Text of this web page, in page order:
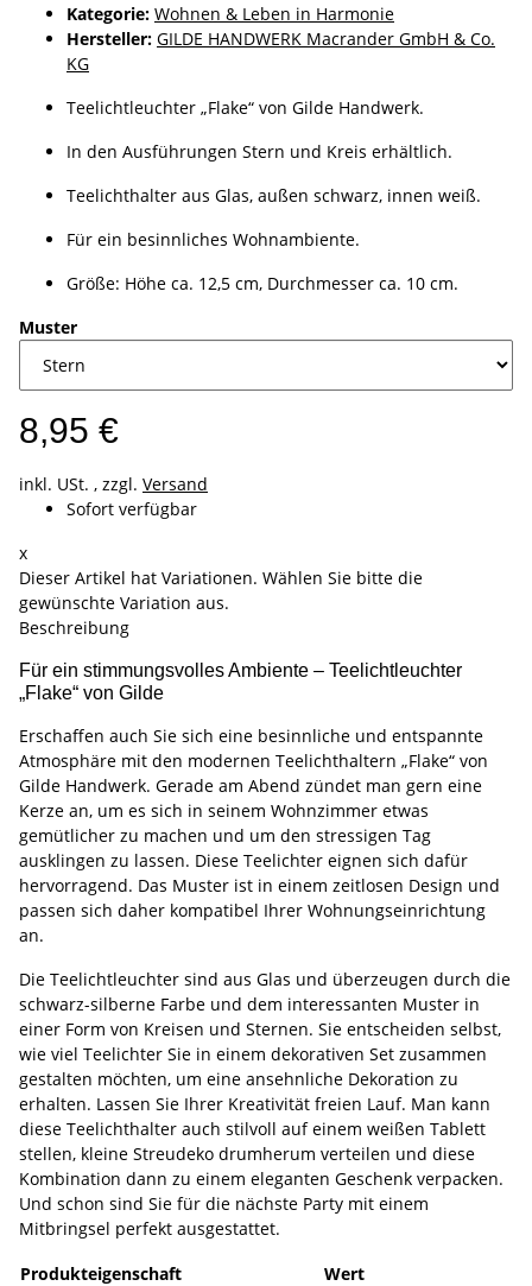
Kategorie: Wohnen & Leben in Harmonie
Hersteller: GILDE HANDWERK Macrander GmbH & Co.
KG
Teelichtleuchter „Flake“ von Gilde Handwerk.
In den Ausführungen Stern und Kreis erhältlich.
Teelichthalter aus Glas, außen schwarz, innen weiß.
Für ein besinnliches Wohnambiente.
Größe: Höhe ca. 12,5 cm, Durchmesser ca. 10 cm.
Muster
8,95 €
inkl. USt. , zzgl. Versand
Sofort verfügbar
x
Dieser Artikel hat Variationen. Wählen Sie bitte die
gewünschte Variation aus.
Beschreibung
Für ein stimmungsvolles Ambiente – Teelichtleuchter
„Flake“ von Gilde
Erschaffen auch Sie sich eine besinnliche und entspannte
Atmosphäre mit den modernen Teelichthaltern „Flake“ von
Gilde Handwerk. Gerade am Abend zündet man gern eine
Kerze an, um es sich in seinem Wohnzimmer etwas
gemütlicher zu machen und um den stressigen Tag
ausklingen zu lassen. Diese Teelichter eignen sich dafür
hervorragend. Das Muster ist in einem zeitlosen Design und
passen sich daher kompatibel Ihrer Wohnungseinrichtung
an.
Die Teelichtleuchter sind aus Glas und überzeugen durch die
schwarz-silberne Farbe und dem interessanten Muster in
einer Form von Kreisen und Sternen. Sie entscheiden selbst,
wie viel Teelichter Sie in einem dekorativen Set zusammen
gestalten möchten, um eine ansehnliche Dekoration zu
erhalten. Lassen Sie Ihrer Kreativität freien Lauf. Man kann
diese Teelichthalter auch stilvoll auf einem weißen Tablett
stellen, kleine Streudeko drumherum verteilen und diese
Kombination dann zu einem eleganten Geschenk verpacken.
Und schon sind Sie für die nächste Party mit einem
Mitbringsel perfekt ausgestattet.
Produkteigenschaft
Wert